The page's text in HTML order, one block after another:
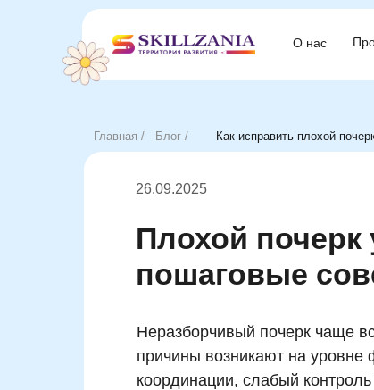
О нас
О нас
Главная / Блог / Как исправить плохой
Плохой почерк
пошаговые
Неразборчивый почерк чаще
причины возникают на уровне
координации, слабый
26.09.2025